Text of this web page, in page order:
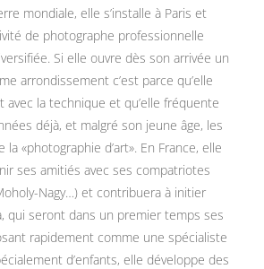
mondiale, elle s’installe à Paris et
de photographe professionnelle
Si elle ouvre dès son arrivée un
arrondissement c’est parce qu’elle
avec la technique et qu’elle fréquente
déjà, et malgré son jeune âge, les
«photographie d’art». En France, elle
ses amitiés avec ses compatriotes
Nagy…) et contribuera à initier
qui seront dans un premier temps ses
rapidement comme une spécialiste
d’enfants, elle développe des